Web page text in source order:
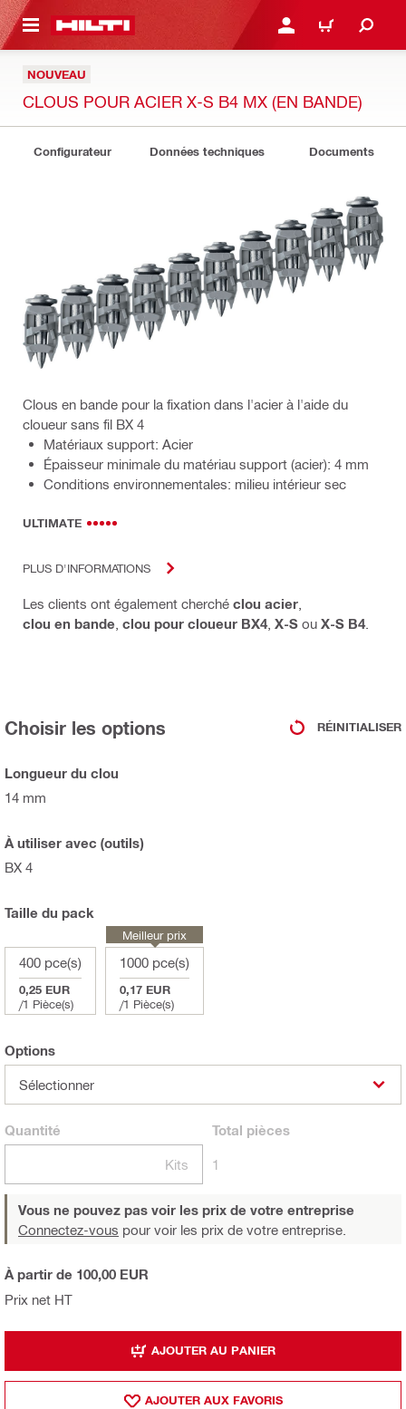
CONTENT CONNEXION OU
PANIER
NOUVEAU
CLOUS POUR ACIER X-S B4 MX (EN BANDE)
Configurateur Données techniques Documents
Clous en bande pour la fixation dans l'acier à l'aide du
cloueur sans fil BX 4
Matériaux support: Acier
Épaisseur minimale du matériau support (acier): 4 mm
Conditions environnementales: milieu intérieur sec
ULTIMATE
PLUS D'INFORMATIONS
Les clients ont également cherché clou acier
clou en bande clou pour cloueur BX4, X-S ou X-S B4.
Choisir les options RÉINITIALISER
Longueur du clou
14 mm
À utiliser avec (outils)
BX 4
Taille du pack
400 pce(s)
0,25 EUR
/1 Pièce(s)
1000 pce(s)
0,17 EUR
/1 Pièce(s)
Meilleur prix
Options
Sélectionner
Quantité
Kits
Total pièces
1
Vous ne pouvez pas voir les prix de votre entreprise
Connectez-vous pour voir les prix de votre entreprise.
Prix net HT
À partir de 100,00 EUR
AJOUTER AU PANIER
AJOUTER AUX FAVORIS